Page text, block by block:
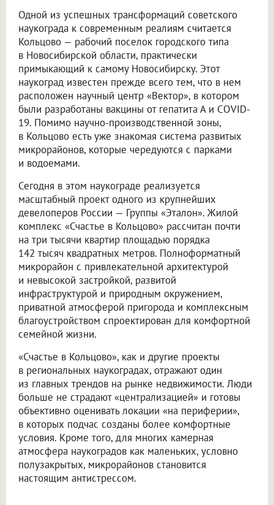
Одной из успешных трансформаций советского
наукограда к современным реалиям считается
Кольцово — рабочий поселок городского типа
в Новосибирской области, практически
примыкающий к самому Новосибирску. Этот
наукоград известен прежде всего тем, что в нем
расположен научный центр «Вектор», в котором
были разработаны вакцины от гепатита А и COVID-
19. Помимо научно-производственной зоны,
в Кольцово есть уже знакомая система развитых
микрорайонов, которые чередуются с парками
и водоемами.
Сегодня в этом наукограде реализуется
масштабный проект одного из крупнейших
девелоперов России — Группы «Эталон». Жилой
комплекс «Счастье в Кольцово» рассчитан почти
на три тысячи квартир площадью порядка
142 тысяч квадратных метров. Полноформатный
микрорайон с привлекательной архитектурой
и невысокой застройкой, развитой
инфраструктурой и природным окружением,
приватной атмосферой пригорода и комплексным
благоустройством спроектирован для комфортной
семейной жизни.
«Счастье в Кольцово», как и другие проекты
в региональных наукоградах, отражают один
из главных трендов на рынке недвижимости. Люди
больше не страдают «централизацией» и готовы
объективно оценивать локации «на периферии»,
в которых подчас созданы более комфортные
условия. Кроме того, для многих камерная
атмосфера наукоградов как маленьких, условно
полузакрытых, микрорайонов становится
настоящим антистрессом.